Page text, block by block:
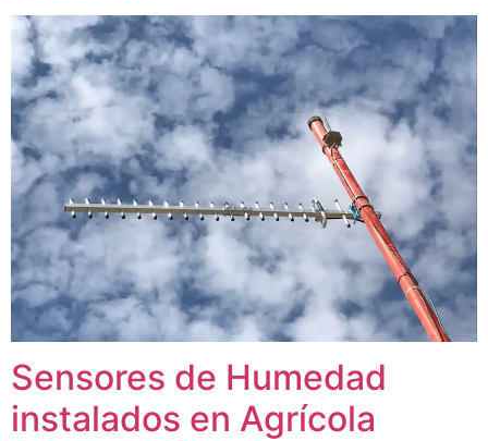
Sensores de Humedad
instalados en Agrícola